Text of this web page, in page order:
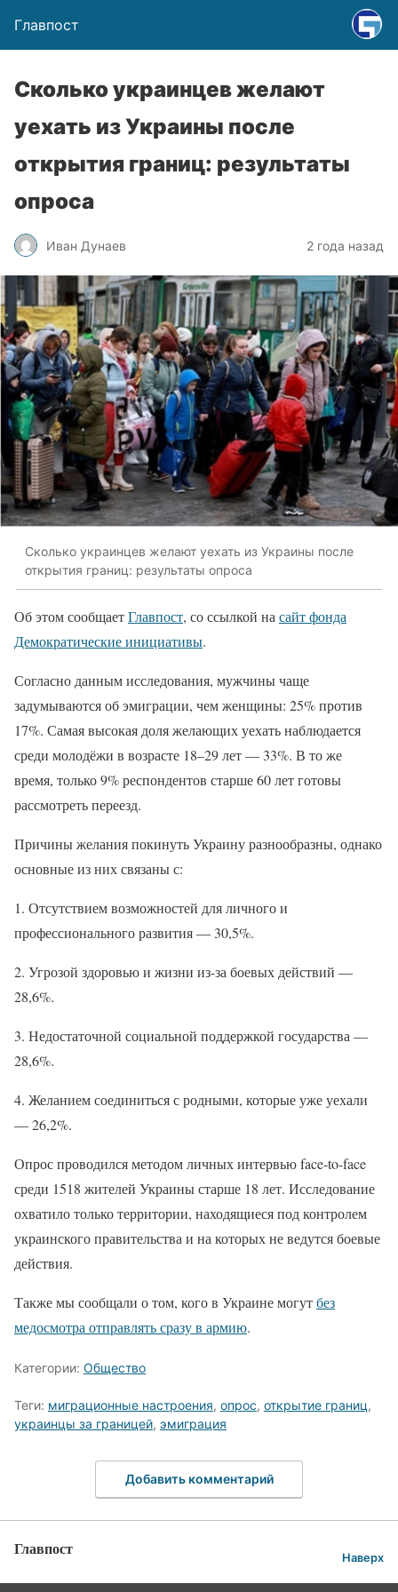
Главпост
Сколько украинцев желают
уехать из Украины после
открытия границ: результаты
опроса
Иван Дунаев 2 года назад
Сколько украинцев желают уехать из Украины после
открытия границ: результаты опроса
Об этом сообщаетГлавпост, со ссылкой на сайт фонда
Демократические инициативы.
Согласно данным исследования, мужчины чаще
задумываются об эмиграции, чем женщины: 25% против
17%. Самая высокая доля желающих уехать наблюдается
среди молодёжи в возрасте 18–29 лет — 33%. В то же
время, только 9% респондентов старше 60 лет готовы
рассмотреть переезд.
Причины желания покинуть Украину разнообразны, однако
основные из них связаны с:
1. Отсутствием возможностей для личного и
профессионального развития — 30,5%.
2. Угрозой здоровью и жизни из-за боевых действий —
28,6%.
3. Недостаточной социальной поддержкой государства —
28,6%.
4. Желанием соединиться с родными, которые уже уехали
— 26,2%.
Опрос проводился методом личных интервью face-to-face
среди 1518 жителей Украины старше 18 лет. Исследование
охватило только территории, находящиеся под контролем
украинского правительства и на которых не ведутся боевые
действия.
Также мы сообщали о том, кого в Украине могутбез
медосмотра отправлять сразу в армию.
Категории: Общество
Теги: миграционные настроения, опрос, открытие границ,
украинцы за границей, эмиграция
Добавить комментарий
Главпост Наверх